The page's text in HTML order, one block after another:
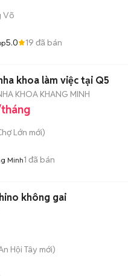
Võ
5.0 19 đã bán
khoa làm việc tại Q5
KHOA KHANG MINH
Lớn mới)
Minh1 đã bán
không gai
Hội Tây mới)